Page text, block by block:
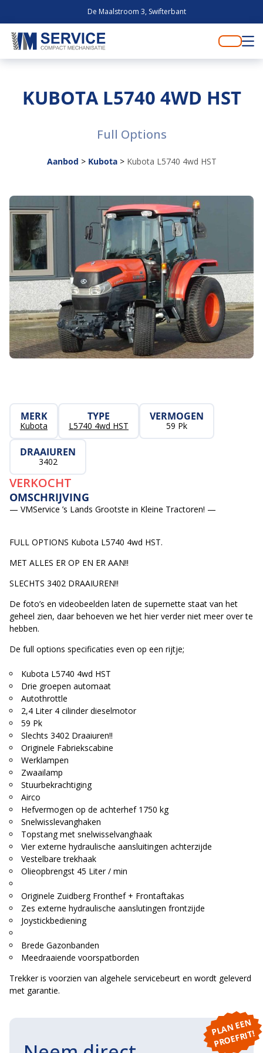
De Maalstroom 3, Swifterbant
KUBOTA L5740 4WD HST
Full Options
Aanbod > Kubota> Kubota L5740 4wd HST
MERK
Kubota
TYPE
L5740 4wd HST
VERMOGEN
59 Pk
DRAAIUREN
3402
VERKOCHT
OMSCHRIJVING
— VMService ’s Lands Grootste in Kleine Tractoren! —
FULL OPTIONS Kubota L5740 4wd HST.
MET ALLES ER OP EN ER AAN!!
SLECHTS 3402 DRAAIUREN!!
De foto’s en videobeelden laten de supernette staat van het
geheel zien, daar behoeven we het hier verder niet meer over te
hebben.
De full options specificaties even op een rijtje;
Kubota L5740 4wd HST
Drie groepen automaat
Autothrottle
2,4 Liter 4 cilinder dieselmotor
59 Pk
Slechts 3402 Draaiuren!!
Originele Fabriekscabine
Werklampen
Zwaailamp
Stuurbekrachtiging
Airco
Hefvermogen op de achterhef 1750 kg
Snelwisslevanghaken
Topstang met snelwisselvanghaak
Vier externe hydraulische aansluitingen achterzijde
Vestelbare trekhaak
Olieopbrengst 45 Liter / min
Originele Zuidberg Fronthef + Frontaftakas
Zes externe hydraulische aanslutingen frontzijde
Joystickbediening
Brede Gazonbanden
Meedraaiende voorspatborden
Trekker is voorzien van algehele servicebeurt en wordt geleverd
met garantie.
P
L
A
N
E
E
N
P
R
O
E
F
RI
T!